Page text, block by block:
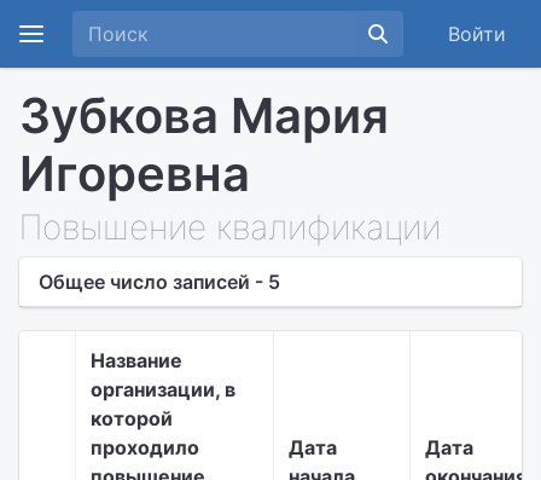
Войти
Зубкова Мария
Игоревна
Повышение квалификации
Общее число записей - 5
Название
организации, в
которой
проходило
Дата
Дата